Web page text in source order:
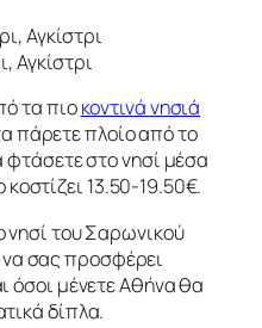
Αγκίστρι
τα πιοκοντινά νησιά
πάρετε πλοίο από το
φτάσετε στο νησί μέσα
κοστίζει 13.50-19.50€.
νησί του Σαρωνικού
σας προσφέρει
όσοι μένετε Αθήνα θα
δίπλα.